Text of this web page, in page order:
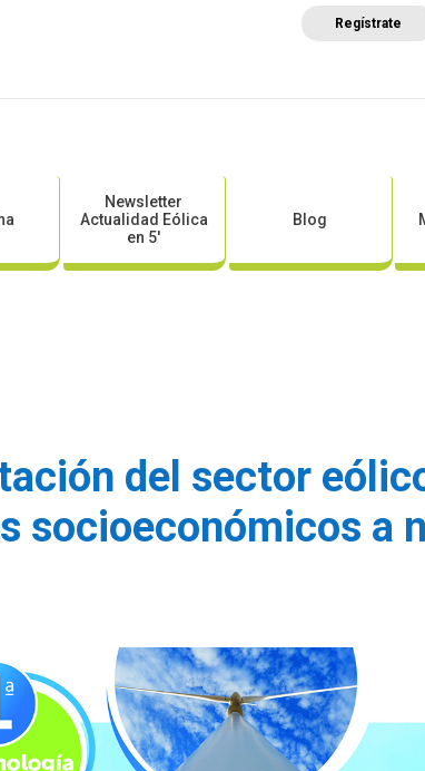
Regístrate
Newsletter
Actualidad Eólica
en 5′
Blog
del sector
socioeconómicos a